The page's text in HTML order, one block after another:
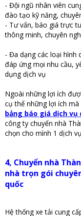
- Đội ngũ nhân viên
đào tạo kỹ năng,
- Tư vấn, báo giá trực
thông minh, chuyên
- Đa dạng các loại hình
đáp ứng mọi nhu cầu,
dụng dịch vụ
Ngoài những lợi ích
cụ thể những lợi ích
bảng báo giá dịch vụ
công ty chuyển nhà
chọn cho mình 1 dịch
4, Chuyển nhà
nhà trọn gói
quốc
Hệ thống xe tải cung